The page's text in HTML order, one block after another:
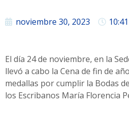
noviembre 30, 2023
El día 24 de noviembre, en la
llevó a cabo la Cena de fin de
medallas por cumplir la Bodas
los Escribanos María Florencia